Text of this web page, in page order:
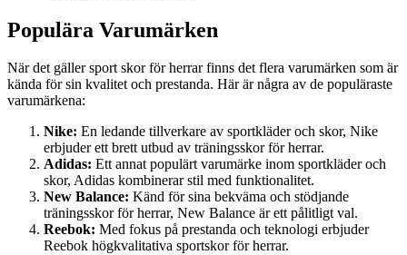
Populära Varumärken
När det gäller sport skor för herrar finns det flera varumärken som är
kända för sin kvalitet och prestanda. Här är några av de populäraste
varumärkena:
Nike: En ledande tillverkare av sportkläder och skor, Nike
erbjuder ett brett utbud av träningsskor för herrar.
Adidas: Ett annat populärt varumärke inom sportkläder och
skor, Adidas kombinerar stil med funktionalitet.
New Balance: Känd för sina bekväma och stödjande
träningsskor för herrar, New Balance är ett pålitligt val.
Reebok: Med fokus på prestanda och teknologi erbjuder
Reebok högkvalitativa sportskor för herrar.